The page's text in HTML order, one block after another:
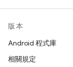
版本
Android 程式庫
相關規定